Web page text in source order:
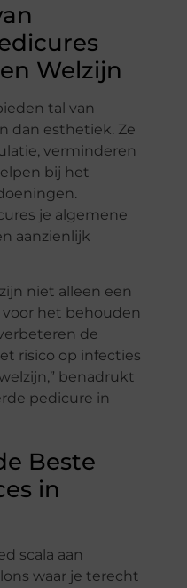
Welzijn
tal van
dan esthetiek. Ze
verminderen
bij het
je algemene
aanzienlijk
niet alleen een
voor het behouden
de
risico op infecties
benadrukt
pedicure in
Beste
in
scala aan
waar je terecht